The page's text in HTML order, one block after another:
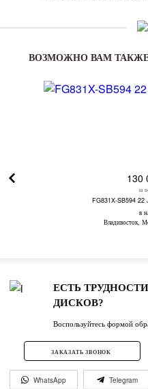
ВОЗМОЖНО ВАМ
130
за
FG831X-SB594 22
в
Владивосток,
ЕСТЬ
ДИСКОВ?
Воспользуйтесь формой
ЗАКАЗАТЬ ЗВОНОК
WhatsApp Telegram